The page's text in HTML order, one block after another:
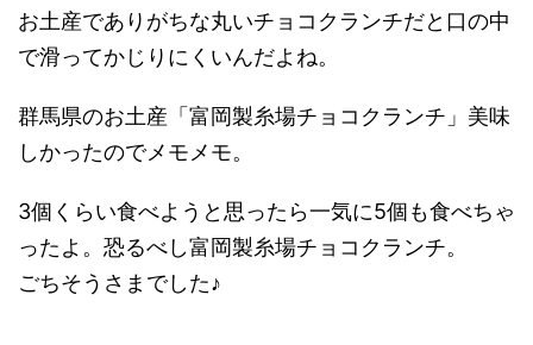
お土産でありがちな丸いチョコクランチだと口の中
で滑ってかじりにくいんだよね。
群馬県のお土産「富岡製糸場チョコクランチ」美味
しかったのでメモメモ。
3個くらい食べようと思ったら一気に5個も食べちゃ
ったよ。恐るべし富岡製糸場チョコクランチ。
ごちそうさまでした♪